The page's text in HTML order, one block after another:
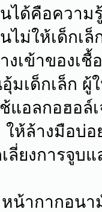
ได้คือความ
ไม่ให้เด็กเ
งเข้าของเ
มเด็กเล็ก
แอลกอฮอล์
ให้ล้างมือบ่อ
ลี่ยงการจูบ
น้ากากอนา